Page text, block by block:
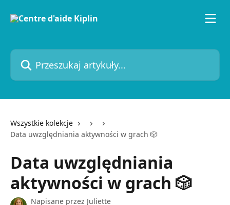
Przeszukaj artykuły...
Wszystkie kolekcje
Data uwzględniania aktywności w grach 🎲
Data uwzględniania
aktywności w grach 🎲
Napisane przez Juliette